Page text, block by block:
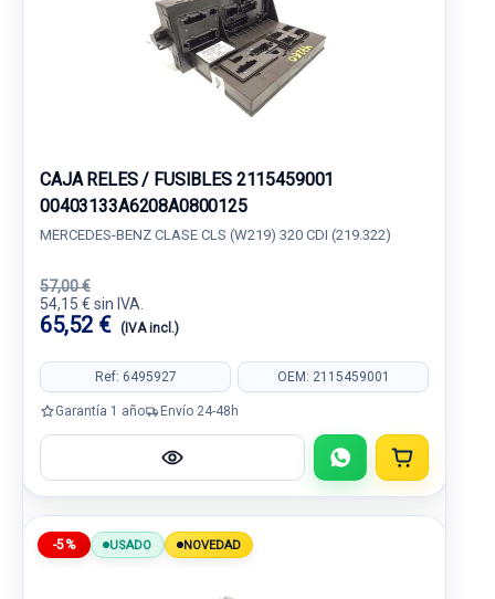
CAJA RELES / FUSIBLES 2115459001
00403133A6208A0800125
MERCEDES-BENZ CLASE CLS (W219) 320 CDI (219.322)
57,00 €
54,15 € sin IVA.
65,52 € (IVA incl.)
Ref: 6495927 OEM: 2115459001
Garantía 1 año Envío 24-48h
-5% USADO NOVEDAD